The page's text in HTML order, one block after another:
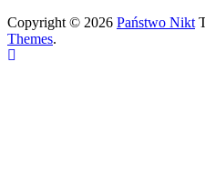
Copyright © 2026 Państwo Nikt
Themes.